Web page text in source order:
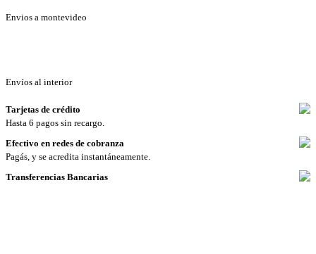
Envios a montevideo
Envíos al interior
Tarjetas de crédito
Hasta 6 pagos sin recargo.
Efectivo en redes de cobranza
Pagás, y se acredita instantáneamente.
Transferencias Bancarias